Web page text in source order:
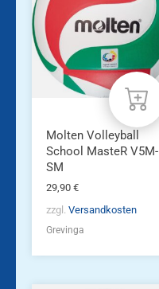
Molten Volleyball
School MasteR V5M-
SM
29,90 €
zzgl. Versandkosten
Grevinga